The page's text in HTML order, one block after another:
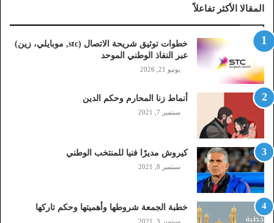
ل
ا
ت
ص
ل
(
s
,
م
و
ب
ا
ي
ل
المقالا الأكثر تفاعلاً
خطوات توثيق شريحة الاتصال (stc, موبايلي، زين)
عبر النفاذ الوطني الموحد
يونيو 21, 2026
أنماط زنا المحارم وحكم الدين
سبتمبر 7, 2021
كيروش مديرًا فنيا للمنتخب الوطني
سبتمبر 8, 2021
خطبة الجمعة شروطها وأهميتها وحكم تاركها
سبتمبر 3, 2021